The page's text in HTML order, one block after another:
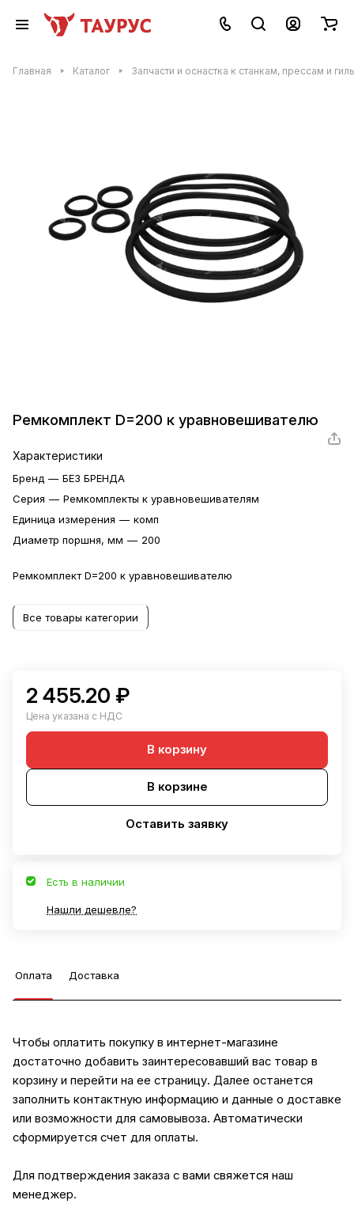
Главная Каталог Запчасти и оснастка к станкам, прессам и
Ремкомплект D=200 к уравновешивателю
Характеристики
Бренд — БЕЗ БРЕНДА
Серия — Ремкомплекты к уравновешивателям
Единица измерения — комп
Диаметр поршня, мм — 200
Ремкомплект D=200 к уравновешивателю
Все товары категории
2 455.20 ₽
Цена указана с НДС
В корзину
В корзине
Оставить заявку
Есть в наличии
Нашли дешевле?
Оплата Доставка
Чтобы оплатить покупку в интернет-магазине
достаточно добавить заинтересовавший вас товар в
корзину и перейти на ее страницу. Далее останется
заполнить контактную информацию и данные о доставке
или возможности для самовывоза. Автоматически
сформируется счет для оплаты.
Для подтверждения заказа с вами свяжется наш
менеджер.